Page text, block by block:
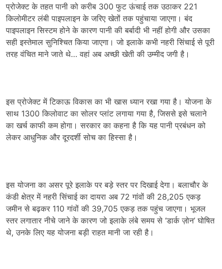
प्रोजेक्ट के तहत पानी को करीब 300 फुट ऊंचाई तक उठाकर 221
किलोमीटर लंबी पाइपलाइन के जरिए खेतों तक पहुंचाया जाएगा। बंद
पाइपलाइन सिस्टम होने के कारण पानी की बर्बादी भी नहीं होगी और उसका
सही इस्तेमाल सुनिश्चित किया जाएगा। जो इलाके कभी नहरी सिंचाई से पूरी
तरह वंचित माने जाते थे… वहां अब अच्छी खेती की उम्मीद जगी है।
इस प्रोजेक्ट में टिकाऊ विकास का भी खास ध्यान रखा गया है। योजना के
साथ 1300 किलोवाट का सोलर प्लांट लगाया गया है, जिससे इसे चलाने
का खर्च काफी कम होगा। सरकार का कहना है कि यह पानी प्रबंधन को
लेकर आधुनिक और दूरदर्शी सोच का हिस्सा है।
इस योजना का असर पूरे इलाके पर बड़े स्तर पर दिखाई देगा। बलाचौर के
कंडी क्षेत्र में नहरी सिंचाई का दायरा अब 72 गांवों की 28,205 एकड़
जमीन से बढ़कर 110 गांवों की 39,705 एकड़ तक पहुंच जाएगा। भूजल
स्तर लगातार नीचे जाने के कारण जो इलाके लंबे समय से ‘डार्क ज़ोन’ घोषित
थे, उनके लिए यह योजना बड़ी राहत मानी जा रही है।